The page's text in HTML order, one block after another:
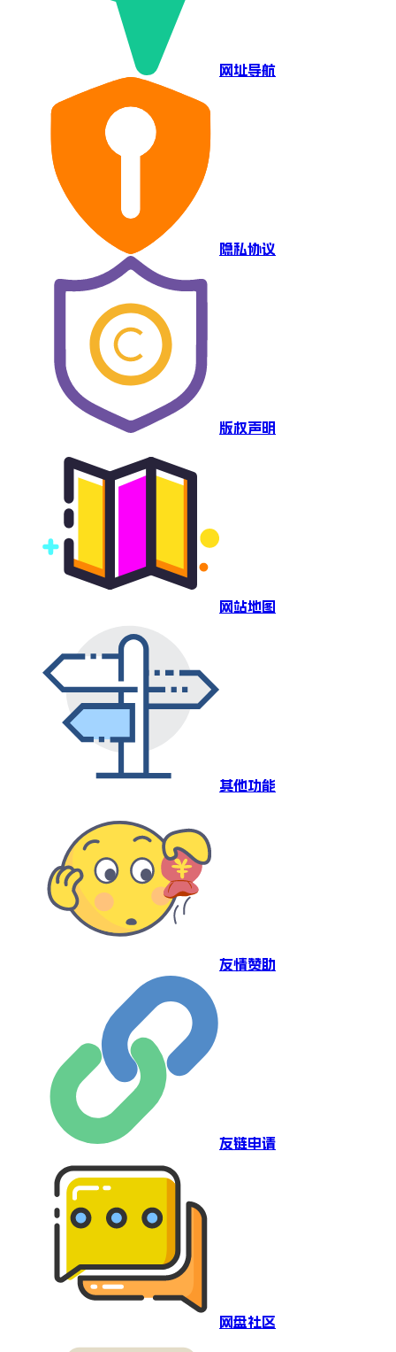
网址导航
隐私协议
版权声明
网站地图
其他功能
友情赞助
友链申请
网盘社区